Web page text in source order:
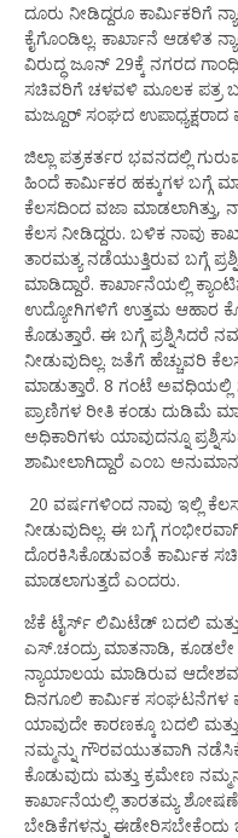
ದೂರು ನೀಡಿದ್ದರೂ ಕಾರ್ಮಿಕರಿಗೆ
ಕೈಗೊಂಡಿಲ್ಲ. ಕಾರ್ಖಾನೆ ಆಡಳಿತ
ವಿರುದ್ಧ ಜೂನ್ 29ಕ್ಕೆ ನಗರದ
ಸಚಿವರಿಗೆ ಚಳವಳಿ ಮೂಲಕ ಪತ್ರ
ಮಜ್ದೂರ್ ಸಂಘದ ಉಪಾಧ್ಯಕ್ಷರಾದ
ಜಿಲ್ಲಾ ಪತ್ರಕರ್ತರ ಭವನದಲ್ಲಿ
ಹಿಂದೆ ಕಾರ್ಮಿಕರ ಹಕ್ಕುಗಳ ಬಗ್ಗೆ
ಕೆಲಸದಿಂದ ವಜಾ ಮಾಡಲಾಗಿತ್ತು,
ಕೆಲಸ ನೀಡಿದ್ದರು. ಬಳಿಕ ನಾವು
ತಾರಮತ್ಯ ನಡೆಯುತ್ತಿರುವ ಬಗ್ಗೆ
ಮಾಡಿದ್ದಾರೆ. ಕಾರ್ಖಾನೆಯಲ್ಲಿ
ಉದ್ಯೋಗಿಗಳಿಗೆ ಉತ್ತಮ ಆಹಾರ
ಕೊಡುತ್ತಾರೆ. ಈ ಬಗ್ಗೆ ಪ್ರಶ್ನಿಸಿದರೆ
ನೀಡುವುದಿಲ್ಲ. ಜತೆಗೆ ಹೆಚ್ಚುವರಿ
ಮಾಡುತ್ತಾರೆ. 8 ಗಂಟೆ ಅವಧಿಯಲ್ಲಿ
ಪ್ರಾಣಿಗಳ ರೀತಿ ಕಂಡು ದುಡಿಮೆ
ಅಧಿಕಾರಿಗಳು ಯಾವುದನ್ನೂ
ಶಾಮೀಲಾಗಿದ್ದಾರೆ ಎಂಬ
20 ವರ್ಷಗಳಿಂದ ನಾವು ಇಲ್ಲಿ
ನೀಡುವುದಿಲ್ಲ. ಈ ಬಗ್ಗೆ
ದೊರಕಿಸಿಕೊಡುವಂತೆ ಕಾರ್ಮಿಕ
ಮಾಡಲಾಗುತ್ತದೆ ಎಂದರು.
ಜೆಕೆ ಟೈರ್ಸ್ ಲಿಮಿಟೆಡ್ ಬದಲಿ ಮತ್ತು
ಎಸ್.ಚಂದ್ರು ಮಾತನಾಡಿ,
ನ್ಯಾಯಾಲಯ ಮಾಡಿರುವ
ದಿನಗೂಲಿ ಕಾರ್ಮಿಕ ಸಂಘಟನೆಗಳ
ಯಾವುದೇ ಕಾರಣಕ್ಕೂ ಬದಲಿ
ನಮ್ಮನ್ನು ಗೌರವಯುತವಾಗಿ
ಕೊಡುವುದು ಮತ್ತು ಕ್ರಮೇಣ
ಕಾರ್ಖಾನೆಯಲ್ಲಿ ತಾರತಮ್ಯ ಶೋಷಣೆ
ಬೇಡಿಕೆಗಳನ್ನು ಈಡೇರಿಸಬೇಕೆಂದು